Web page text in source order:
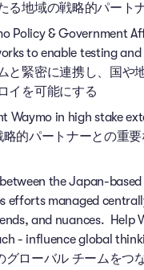
る地域の戦略的パート
Policy & Government
to enable testing
と緊密に連携し、国や
イを可能にする
Waymo in high stake
的パートナーとの重
the Japan-
efforts managed
and nuances. Help
- influence global
グローバル チームを